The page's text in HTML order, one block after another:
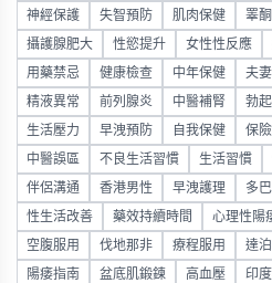
神經保護 失智預防 肌肉保健 睪
攝護腺肥大 性慾提升 女性性反應
用藥禁忌 健康檢查 中年保健 夫
精液異常 前列腺炎 中醫補腎 勃
生活壓力 早洩預防 自我保健 保
中醫誤區 不良生活習慣 生活習慣
伴侶溝通 香港男性 早洩護理 多
性生活改善 藥效持續時間 心理性陽
空腹服用 伐地那非 療程服用 達泊
陽痿指南 盆底肌鍛鍊 高血壓 印